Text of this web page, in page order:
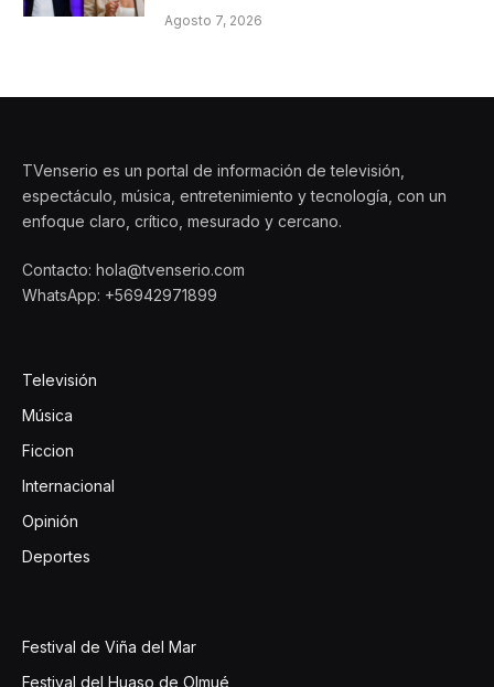
Agosto 7, 2026
TVenserio es un portal de información de televisión,
espectáculo, música, entretenimiento y tecnología, con un
enfoque claro, crítico, mesurado y cercano.
Contacto: hola@tvenserio.com
WhatsApp: +56942971899
Televisión
Música
Ficcion
Internacional
Opinión
Deportes
Festival de Viña del Mar
Festival del Huaso de Olmué